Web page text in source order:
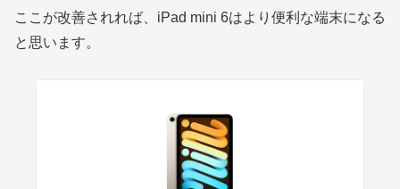
ここが改善されれば、iPad mini 6はより便利な端末になる
と思います。